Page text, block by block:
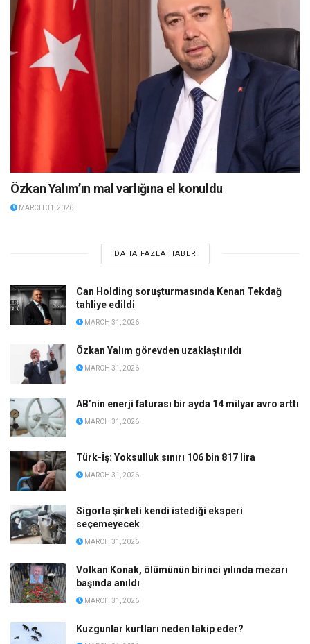
Özkan Yalım’ın mal varlığına el konuldu
MARCH 31, 2026
DAHA FAZLA HABER
Can Holding soruşturmasında Kenan Tekdağ
tahliye edildi
MARCH 31, 2026
Özkan Yalım görevden uzaklaştırıldı
MARCH 31, 2026
AB’nin enerji faturası bir ayda 14 milyar avro arttı
MARCH 31, 2026
Türk-İş: Yoksulluk sınırı 106 bin 817 lira
MARCH 31, 2026
Sigorta şirketi kendi istediği eksperi
seçemeyecek
MARCH 31, 2026
Volkan Konak, ölümünün birinci yılında mezarı
başında anıldı
MARCH 31, 2026
Kuzgunlar kurtları neden takip eder?